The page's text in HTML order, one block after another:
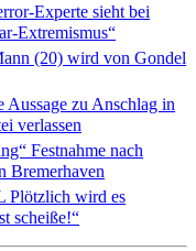
Experte sieht bei
Extremismus“
(20) wird von Gondel
Aussage zu Anschlag in
verlassen
Festnahme nach
Bremerhaven
Plötzlich wird es
scheiße!“